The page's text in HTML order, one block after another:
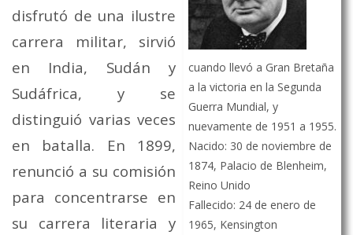
cuando llevó a Gran Bretaña
a la victoria en la Segunda
Guerra Mundial, y
nuevamente de 1951 a 1955.
Nacido: 30 de noviembre de
1874, Palacio de Blenheim,
Reino Unido
Fallecido: 24 de enero de
1965, Kensington
disfrutó de una ilustre
carrera militar, sirvió
en India, Sudán y
Sudáfrica, y se
distinguió varias veces
en batalla. En 1899,
renunció a su comisión
para concentrarse en
su carrera literaria y